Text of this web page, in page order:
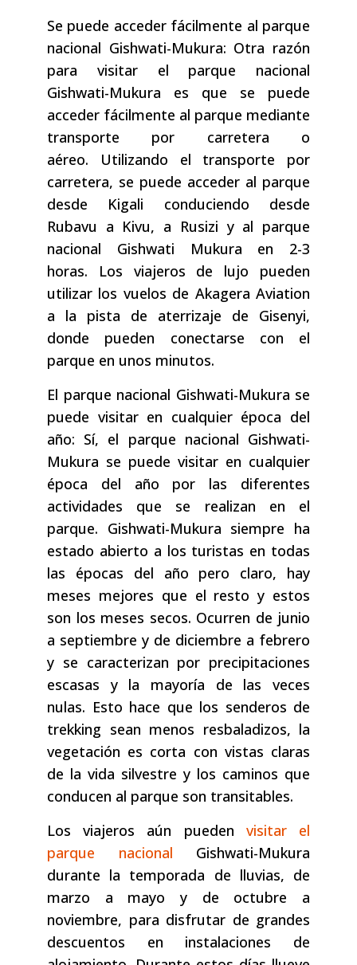
Se puede acceder fácilmente al parque
nacional Gishwati-Mukura: Otra razón
para visitar el parque nacional
Gishwati-Mukura es que se puede
acceder fácilmente al parque mediante
transporte por carretera o
aéreo. Utilizando el transporte por
carretera, se puede acceder al parque
desde Kigali conduciendo desde
Rubavu a Kivu, a Rusizi y al parque
nacional Gishwati Mukura en 2-3
horas. Los viajeros de lujo pueden
utilizar los vuelos de Akagera Aviation
a la pista de aterrizaje de Gisenyi,
donde pueden conectarse con el
parque en unos minutos.
El parque nacional Gishwati-Mukura se
puede visitar en cualquier época del
año: Sí, el parque nacional Gishwati-
Mukura se puede visitar en cualquier
época del año por las diferentes
actividades que se realizan en el
parque. Gishwati-Mukura siempre ha
estado abierto a los turistas en todas
las épocas del año pero claro, hay
meses mejores que el resto y estos
son los meses secos. Ocurren de junio
a septiembre y de diciembre a febrero
y se caracterizan por precipitaciones
escasas y la mayoría de las veces
nulas. Esto hace que los senderos de
trekking sean menos resbaladizos, la
vegetación es corta con vistas claras
de la vida silvestre y los caminos que
conducen al parque son transitables.
Los viajeros aún pueden visitar el
parque nacional Gishwati-Mukura
durante la temporada de lluvias, de
marzo a mayo y de octubre a
noviembre, para disfrutar de grandes
descuentos en instalaciones de